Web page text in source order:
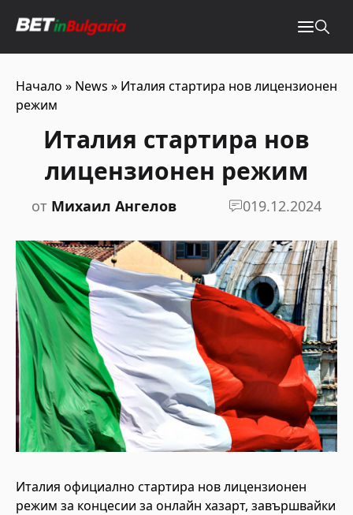
Начало » News » Италия стартира нов лицензионен
режим
Италия стартира нов
лицензионен режим
от Михаил Ангелов 019.12.2024
Италия официално стартира нов лицензионен
режим за концесии за онлайн хазарт, завършвайки